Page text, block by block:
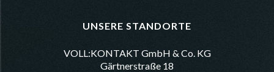
UNSERE STANDORTE
VOLL:KONTAKT GmbH & Co. KG
Gärtnerstraße 18